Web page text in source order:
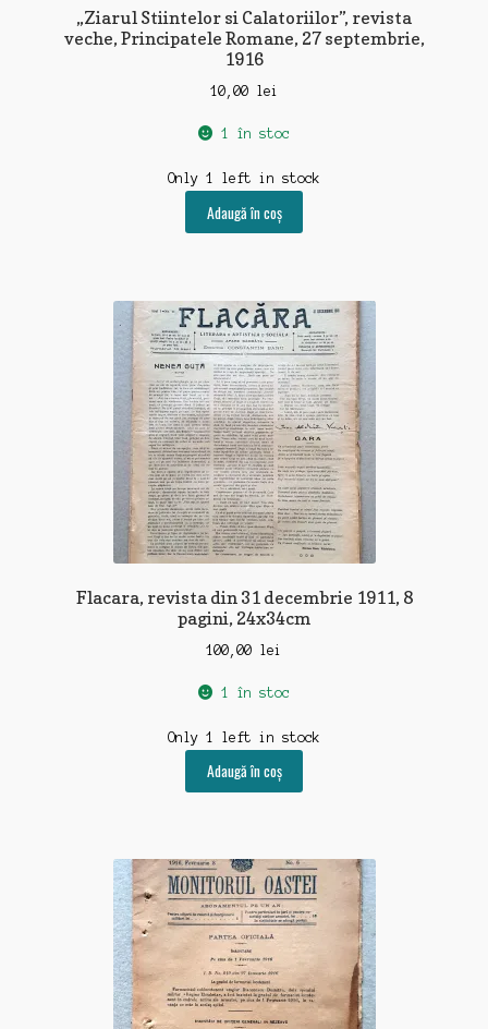
„Ziarul Stiintelor si Calatoriilor”, revista
veche, Principatele Romane, 27 septembrie,
1916
10,00 lei
1 în stoc
Only 1 left in stock
Adaugă în coș
Flacara, revista din 31 decembrie 1911, 8
pagini, 24x34cm
100,00 lei
1 în stoc
Only 1 left in stock
Adaugă în coș